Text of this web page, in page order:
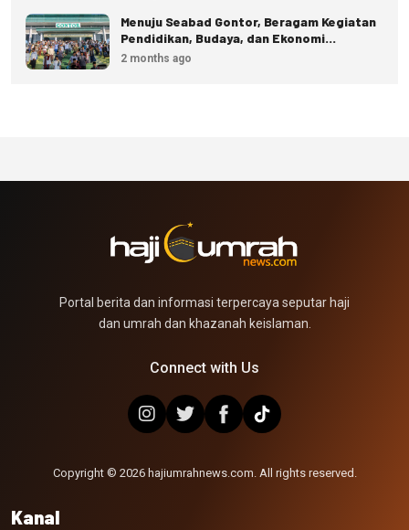
Menuju Seabad Gontor, Beragam Kegiatan
Pendidikan, Budaya, dan Ekonomi
Disiapkan
2 months ago
Portal berita dan informasi terpercaya seputar haji
dan umrah dan khazanah keislaman.
Connect with Us
Copyright © 2026 hajiumrahnews.com. All rights reserved.
Kanal